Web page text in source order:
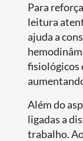
Para
leitura
ajuda a
fisiológicos
Além do
ligadas a
trabalho.